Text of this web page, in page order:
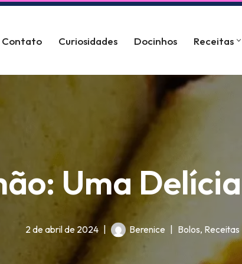
Contato Curiosidades Docinhos Receitas
Uma
2 de abril de 2024 Berenice Bolos, Receitas